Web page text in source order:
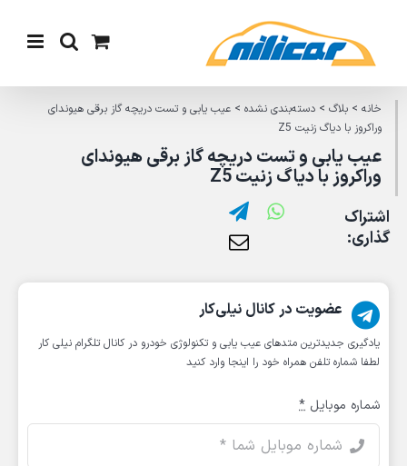
content
خانه> بلاگ> دسته‌بندی نشده> عیب یابی و تست دریچه گاز برقی هیوندای
وراکروز با دیاگ زنیت Z5
عیب یابی و تست دریچه گاز برقی هیوندای
وراکروز با دیاگ زنیت Z5
اشتراک
گذاری:
عضویت در کانال نیلی‌کار
یادگیری جدیدترین متد‌های عیب یابی‌ و تکنولوژی خودرو در کانال تلگرام نیلی کار
لطفا شماره تلفن همراه خود را اینجا وارد کنید
شماره موبایل *